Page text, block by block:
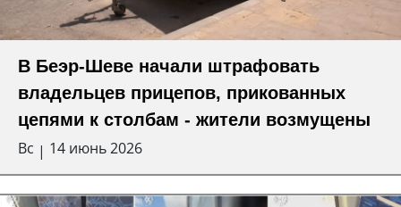
В Беэр-Шеве начали штрафовать
владельцев прицепов, прикованных
цепями к столбам - жители возмущены
Вс | 14 июнь 2026